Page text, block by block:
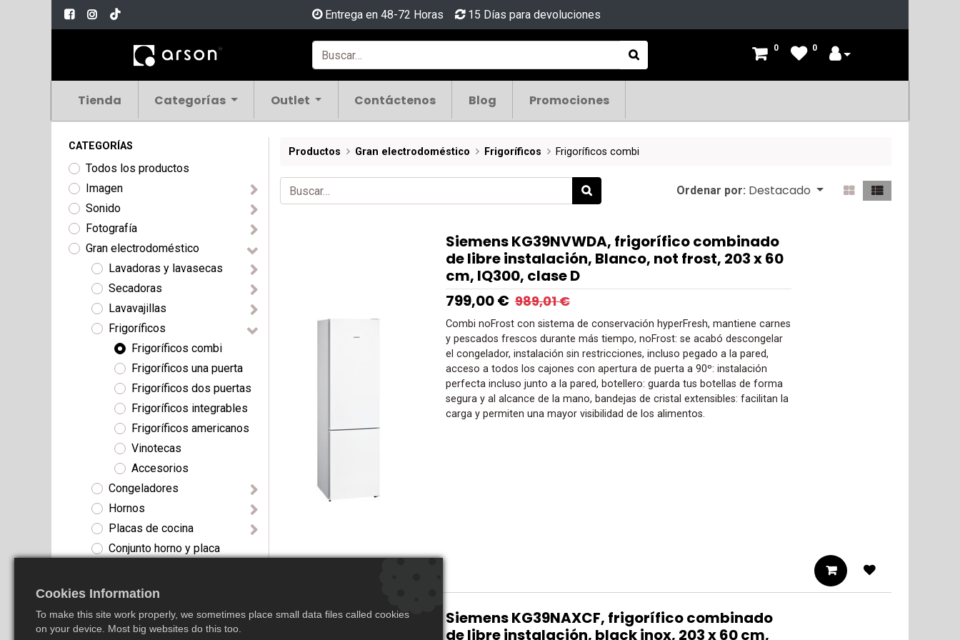
Entrega en 48-72 Horas 15 Días para devoluciones
0 0
Tienda Categorías Outlet Contáctenos Blog Promociones
CATEGORÍAS
Todos los productos
Imagen
Sonido
Fotografía
Gran electrodoméstico
Lavadoras y lavasecas
Secadoras
Lavavajillas
Frigoríficos
Frigoríficos combi
Frigoríficos una puerta
Frigoríficos dos puertas
Frigoríficos integrables
Frigoríficos americanos
Vinotecas
Accesorios
Congeladores
Hornos
Placas de cocina
Conjunto horno y placa
Microondas
Cafeteras integrables
Módulos de calentamiento
Productos Gran electrodoméstico Frigoríficos Frigoríficos combi
Ordenar por: Destacado
Siemens KG39NVWDA, frigorífico combinado
de libre instalación, Blanco, not frost, 203 x 60
cm, IQ300, clase D
799,00€ 989,01€
Combi noFrost con sistema de conservación hyperFresh, mantiene carnes
y pescados frescos durante más tiempo, noFrost: se acabó descongelar
el congelador, instalación sin restricciones, incluso pegado a la pared,
acceso a todos los cajones con apertura de puerta a 90º: instalación
perfecta incluso junto a la pared, botellero: guarda tus botellas de forma
segura y al alcance de la mano, bandejas de cristal extensibles: facilitan la
carga y permiten una mayor visibilidad de los alimentos.
Siemens KG39NAXCF, frigorífico combinado
de libre instalación, black inox, 203 x 60 cm,
Cookies Information
To make this site work properly, we sometimes place small data files called cookies
on your device. Most big websites do this too.